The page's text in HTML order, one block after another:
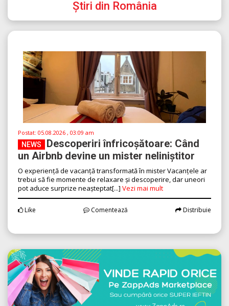
Știri din România
Postat: 05.08.2026 , 03:09 am
NEWS
Descoperiri înfricoșătoare: Când
un Airbnb devine un mister neliniștitor
O experiență de vacanță transformată în mister Vacanțele ar
trebui să fie momente de relaxare și descoperire, dar uneori
pot aduce surprize neașteptat[...] Vezi mai mult
Like Comentează Distribuie